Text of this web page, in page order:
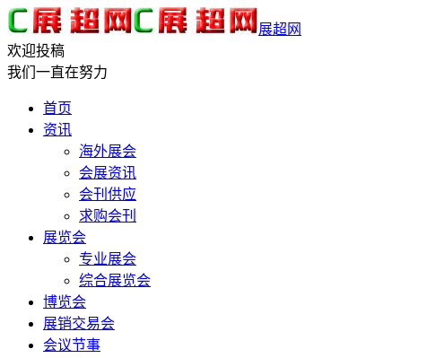
展超网
欢迎投稿
我们一直在努力
首页
资讯
海外展会
会展资讯
会刊供应
求购会刊
展览会
专业展会
综合展览会
博览会
展销交易会
会议节事